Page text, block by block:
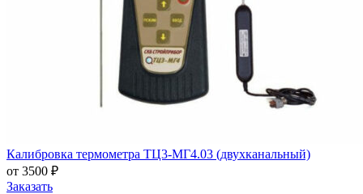
Калибровка термометра ТЦ3-МГ4.03 (двухканальный)
от 3500 ₽
Заказать